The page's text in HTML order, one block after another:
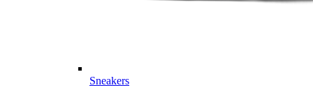
Sneakers